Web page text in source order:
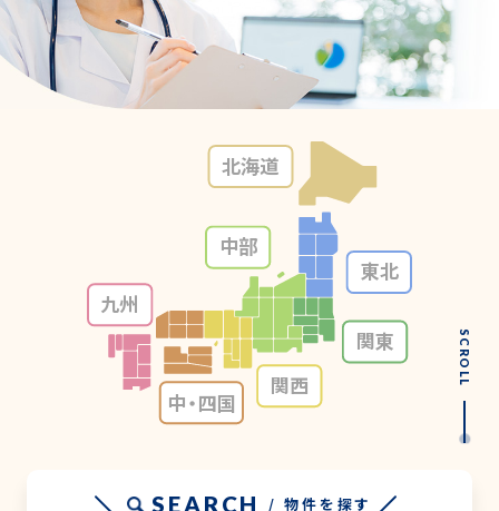
北海道
東北
関東
関西
中部
九州
中・四国
SCROLL
SEARCH / 物件を探す